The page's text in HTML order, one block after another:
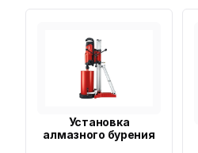
Установка
алмазного бурения